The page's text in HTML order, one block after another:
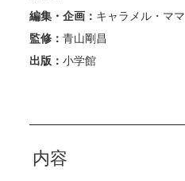
編集・企画： キャラメル・ママ
監修： 青山剛昌
出版： 小学館
内容